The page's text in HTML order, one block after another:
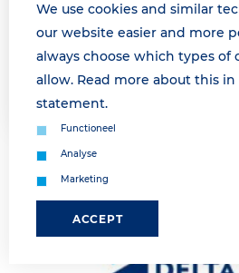
van 14h00 tot 16h45 is geen
mogelijk a.g.v. een vakb...
Lees meer
We use cookies and similar
our website easier and more
always choose which types of
allow. Read more about this in
statement.
Functioneel
Analyse
Marketing
ACCEPT